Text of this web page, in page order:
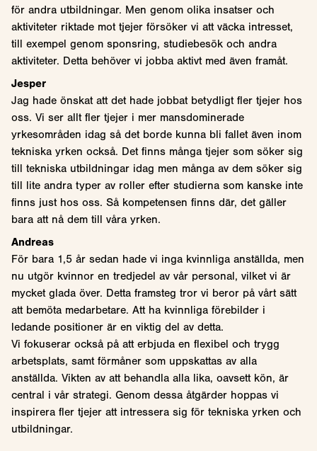
för andra utbildningar. Men genom olika insatser och
aktiviteter riktade mot tjejer försöker vi att väcka intresset,
till exempel genom sponsring, studiebesök och andra
aktiviteter. Detta behöver vi jobba aktivt med även framåt.
Jesper
Jag hade önskat att det hade jobbat betydligt fler tjejer hos
oss. Vi ser allt fler tjejer i mer mansdominerade
yrkesområden idag så det borde kunna bli fallet även inom
tekniska yrken också. Det finns många tjejer som söker sig
till tekniska utbildningar idag men många av dem söker sig
till lite andra typer av roller efter studierna som kanske inte
finns just hos oss. Så kompetensen finns där, det gäller
bara att nå dem till våra yrken.
Andreas
För bara 1,5 år sedan hade vi inga kvinnliga anställda, men
nu utgör kvinnor en tredjedel av vår personal, vilket vi är
mycket glada över. Detta framsteg tror vi beror på vårt sätt
att bemöta medarbetare. Att ha kvinnliga förebilder i
ledande positioner är en viktig del av detta.
Vi fokuserar också på att erbjuda en flexibel och trygg
arbetsplats, samt förmåner som uppskattas av alla
anställda. Vikten av att behandla alla lika, oavsett kön, är
central i vår strategi. Genom dessa åtgärder hoppas vi
inspirera fler tjejer att intressera sig för tekniska yrken och
utbildningar.